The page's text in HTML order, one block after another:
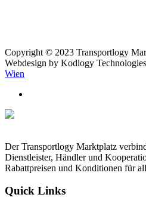
Copyright © 2023 Transportlogy
Webdesign by Kodlogy
Wien
Der Transportlogy Marktplatz
Dienstleister, Händler und
Rabattpreisen und Konditionen für
Quick Links